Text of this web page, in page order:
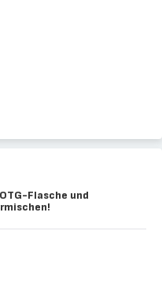
Flasche und